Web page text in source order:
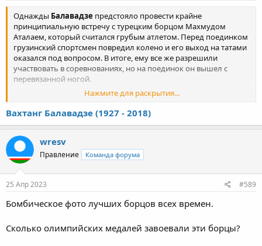
Однажды Балавадзе предстояло провести крайне
принципиальную встречу с турецким борцом Махмудом
Аталаем, который считался грубым атлетом. Перед поединком
грузинский спортсмен повредил колено и его выход на татами
оказался под вопросом. В итоге, ему все же разрешили
участвовать в соревнованиях, но на поединок он вышел с
перевязанной ногой.
Турецкий борец делал все, чтобы вывести грузинского
противника из строя - беспощадно бил ногой по его
перебинтованному колену. Аталай надеялся, что Балавадзе не
победой грузинского спортсмена.
Врач, не дождавшись ухода Балавадзе с ковра, сразу же начал
обрабатывать ему травмированную ногу. Вот тогда и понял
турецкий борец, что его обвели вокруг пальца - оказалось, что
Балавадзе предусмотрительно специально перевязал
Нажмите для раскрытия...
Вахтанг Балавадзе (1927 - 2018)
wresv
Правление Команда форума
25 Апр 2023 #589
Бомбическое фото лучших борцов всех времен.
Сколько олимпийских медалей завоевали эти борцы?